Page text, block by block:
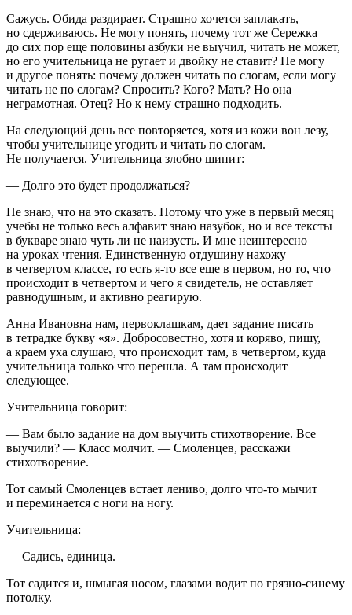
Сажусь. Обида раздирает. Страшно хочется заплакать,
но сдерживаюсь. Не могу понять, почему тот же Сережка
до сих пор еще половины азбуки не выучил, читать не может,
но его учительница не ругает и двойку не ставит? Не могу
и другое понять: почему должен читать по слогам, если могу
читать не по слогам? Спросить? Кого? Мать? Но она
неграмотная. Отец? Но к нему страшно подходить.
На следующий день все повторяется, хотя из кожи вон лезу,
чтобы учительнице угодить и читать по слогам.
Не получается. Учительница злобно шипит:
— Долго это будет продолжаться?
Не знаю, что на это сказать. Потому что уже в первый месяц
учебы не только весь алфавит знаю назубок, но и все тексты
в букваре знаю чуть ли не наизусть. И мне неинтересно
на уроках чтения. Единственную отдушину нахожу
в четвертом классе, то есть я-то все еще в первом, но то, что
происходит в четвертом и чего я свидетель, не оставляет
равнодушным, и активно реагирую.
Анна Ивановна нам, первоклашкам, дает задание писать
в тетрадке букву «я». Добросовестно, хотя и коряво, пишу,
а краем уха слушаю, что происходит там, в четвертом, куда
учительница только что перешла. А там происходит
следующее.
Учительница говорит:
— Вам было задание на дом выучить стихотворение. Все
выучили? — Класс молчит. — Смоленцев, расскажи
стихотворение.
Тот самый Смоленцев встает лениво, долго что-то мычит
и переминается с ноги на ногу.
Учительница:
— Садись, единица.
Тот садится и, шмыгая носом, глазами водит по грязно-синему
потолку.